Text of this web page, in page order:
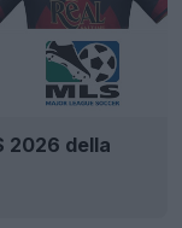
2026 della